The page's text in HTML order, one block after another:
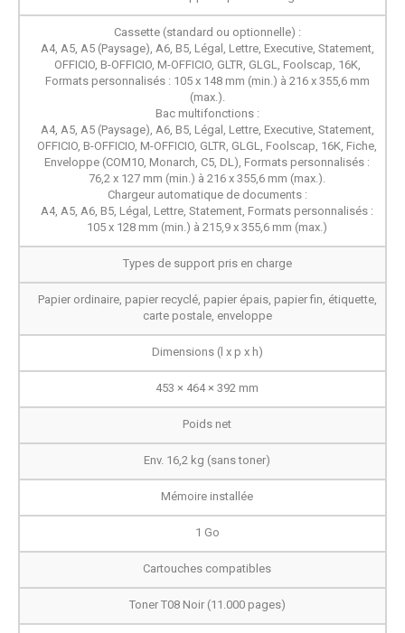
Cassette (standard ou optionnelle) :
A4, A5, A5 (Paysage), A6, B5, Légal, Lettre, Executive, Statement,
OFFICIO, B-OFFICIO, M-OFFICIO, GLTR, GLGL, Foolscap, 16K,
Formats personnalisés : 105 x 148 mm (min.) à 216 x 355,6 mm
(max.).
Bac multifonctions :
A4, A5, A5 (Paysage), A6, B5, Légal, Lettre, Executive, Statement,
OFFICIO, B-OFFICIO, M-OFFICIO, GLTR, GLGL, Foolscap, 16K, Fiche,
Enveloppe (COM10, Monarch, C5, DL), Formats personnalisés :
76,2 x 127 mm (min.) à 216 x 355,6 mm (max.).
Chargeur automatique de documents :
A4, A5, A6, B5, Légal, Lettre, Statement, Formats personnalisés :
105 x 128 mm (min.) à 215,9 x 355,6 mm (max.)
Types de support pris en charge
Papier ordinaire, papier recyclé, papier épais, papier fin, étiquette,
carte postale, enveloppe
Dimensions (l x p x h)
453 × 464 × 392 mm
Poids net
Env. 16,2 kg (sans toner)
Mémoire installée
1 Go
Cartouches compatibles
Toner T08 Noir (11.000 pages)